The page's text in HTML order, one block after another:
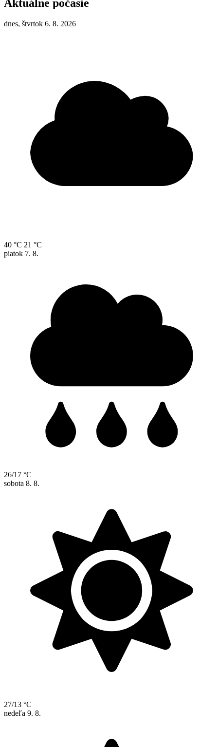
Aktuálne počasie
dnes, štvrtok 6. 8. 2026
40 °C 21 °C
piatok 7. 8.
26/17 °C
sobota 8. 8.
27/13 °C
nedeľa 9. 8.